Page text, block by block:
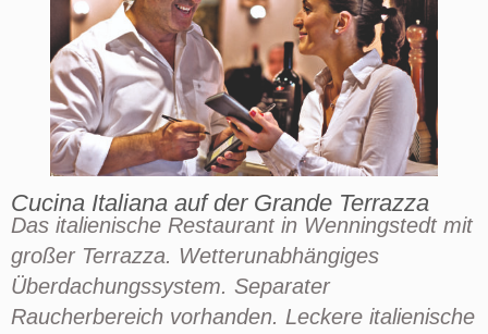
Cucina Italiana auf der Grande Terrazza
Das italienische Restaurant in Wenningstedt mit
großer Terrazza. Wetterunabhängiges
Überdachungssystem. Separater
Raucherbereich vorhanden. Leckere italienische